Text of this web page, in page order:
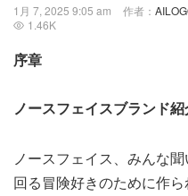
1月 7, 2025 9:05 am 作者：
 1.46K
序章
ノースフェイスブランド
ノースフェイス、みんな
回る冒険好きのために作